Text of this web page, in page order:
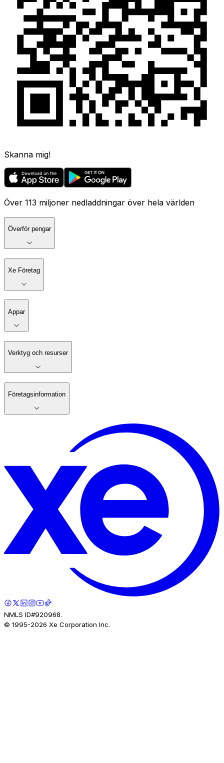
Skanna mig!
Över 113 miljoner nedladdningar över hela världen
Överför pengar
Xe Företag
Appar
Verktyg och resurser
Företagsinformation
NMLS ID#920968.
© 1995-2026 Xe Corporation Inc.